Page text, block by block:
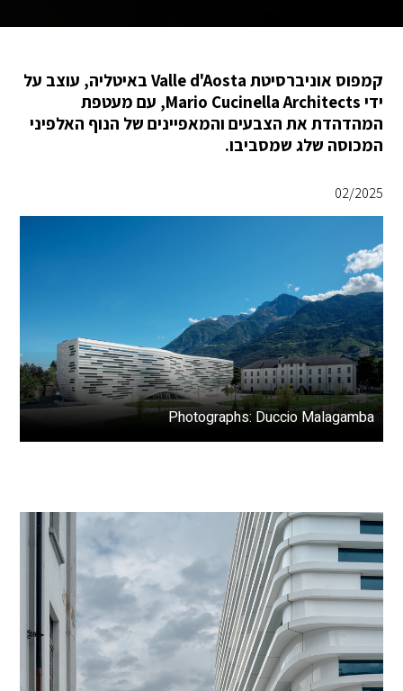
קמפוס אוניברסיטת Valle d'Aosta באיטליה, עוצב על
ידי Mario Cucinella Architects, עם מעטפת
המהדהדת את הצבעים והמאפיינים של הנוף האלפיני
המכוסה שלג שמסביבו.
02/2025
Photographs: Duccio Malagamba